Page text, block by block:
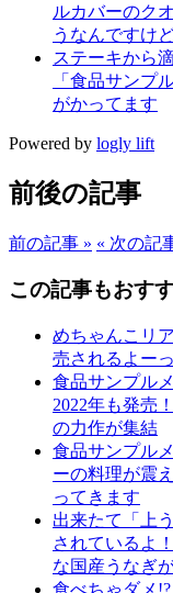
ルカバーのク
うなんですけ
ステーキから
「食品サンプ
がかってます
Powered by logly lift
前後の記事
前の記事 » « 次の記
この記事もおす
めちゃんこリ
売されるよー
食品サンプル
2022年も発売
の力作が集結
食品サンプル
ーの料理が震
ってきます
出来たて「上
されているよ
な国産うなぎ